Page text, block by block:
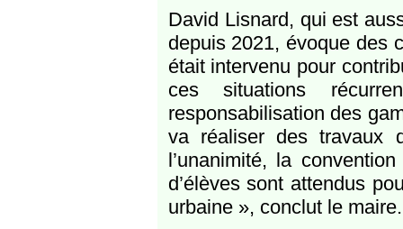
David Lisnard, qui est
depuis 2021, évoque des
était intervenu pour
ces situations
responsabilisation des
va réaliser des travaux
l’unanimité, la
d’élèves sont attendus
urbaine », conclut le maire.